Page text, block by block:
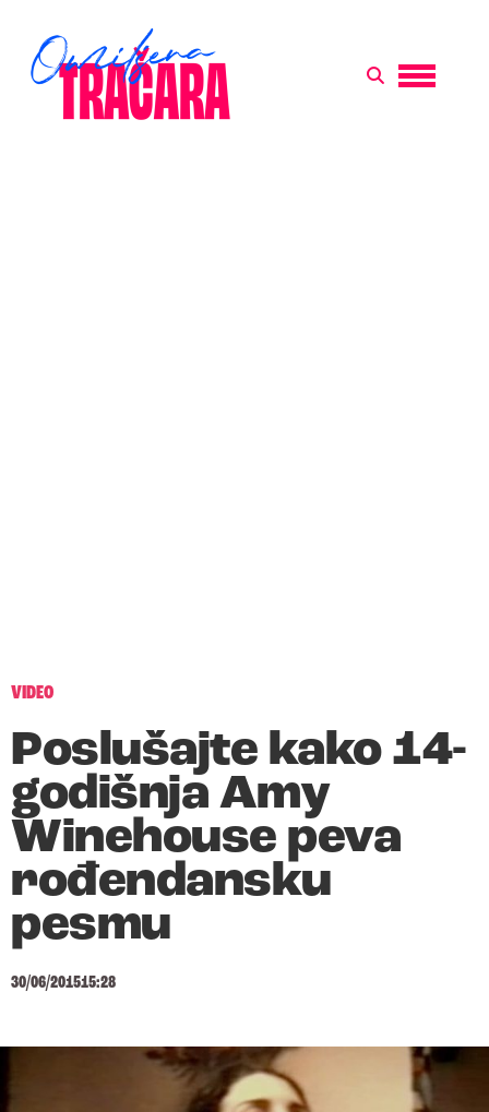
VIDEO
Poslušajte kako 14-
godišnja Amy
Winehouse peva
rođendansku
pesmu
30/06/201515:28